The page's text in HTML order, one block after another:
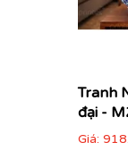
Tranh
đại -
Giá: